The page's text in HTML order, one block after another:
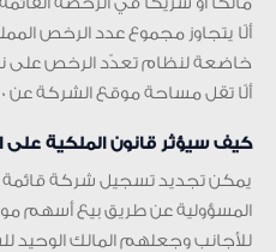
خاضعة لنظام تعدّد الرخص على
ألّا تقل مساحة موقع الشركة عن 200 قدم مربع
كيف سيؤثر قانون الملكية على
يمكن تجديد تسجيل شركة
المسؤولية عن طريق بيع أسهم
للأجانب وجعلهم المالك الوحيد